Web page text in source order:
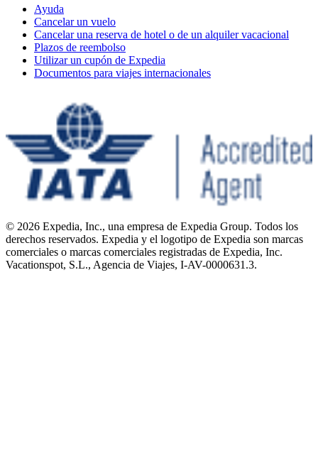
Ayuda
Cancelar un vuelo
Cancelar una reserva de hotel o de un alquiler vacacional
Plazos de reembolso
Utilizar un cupón de Expedia
Documentos para viajes internacionales
© 2026 Expedia, Inc., una empresa de Expedia Group. Todos los
derechos reservados. Expedia y el logotipo de Expedia son marcas
comerciales o marcas comerciales registradas de Expedia, Inc.
Vacationspot, S.L., Agencia de Viajes, I-AV-0000631.3.